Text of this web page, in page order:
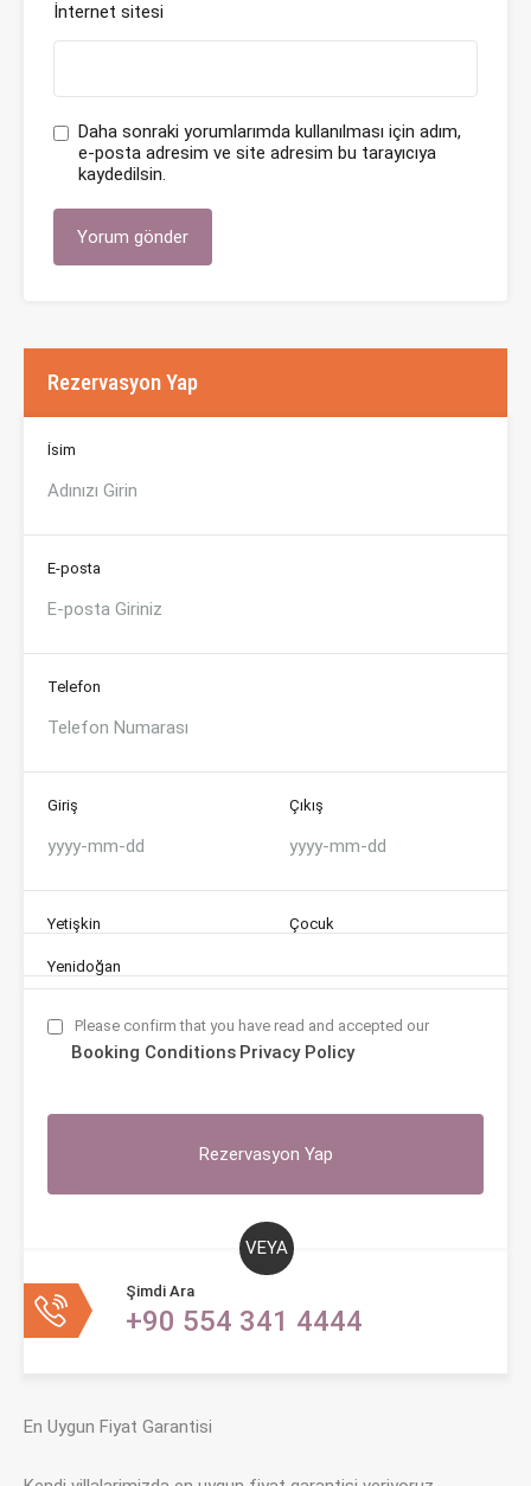
İnternet sitesi
Daha sonraki yorumlarımda kullanılması için adım,
e-posta adresim ve site adresim bu tarayıcıya
kaydedilsin.
Rezervasyon Yap
İsim
E-posta
Telefon
Giriş Çıkış
Yetişkin Çocuk
Yenidoğan
Please confirm that you have read and accepted our
Booking Conditions Privacy Policy
VEYA
Şimdi Ara
+90 554 341 4444
En Uygun Fiyat Garantisi